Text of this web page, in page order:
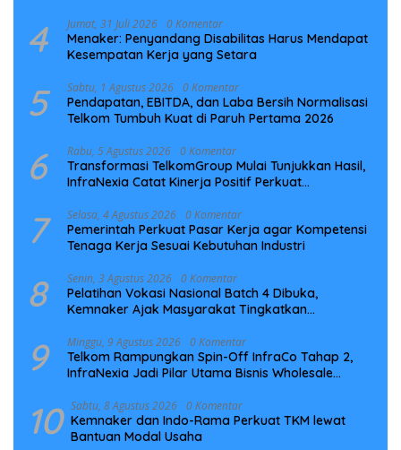
4 Jumat, 31 Juli 2026 0 Komentar
Menaker: Penyandang Disabilitas Harus Mendapat
Kesempatan Kerja yang Setara
5 Sabtu, 1 Agustus 2026 0 Komentar
Pendapatan, EBITDA, dan Laba Bersih Normalisasi
Telkom Tumbuh Kuat di Paruh Pertama 2026
6 Rabu, 5 Agustus 2026 0 Komentar
Transformasi TelkomGroup Mulai Tunjukkan Hasil,
InfraNexia Catat Kinerja Positif Perkuat
7 Selasa, 4 Agustus 2026 0 Komentar
Pemerintah Perkuat Pasar Kerja agar Kompetensi
Tenaga Kerja Sesuai Kebutuhan Industri
8 Senin, 3 Agustus 2026 0 Komentar
Pelatihan Vokasi Nasional Batch 4 Dibuka,
Kemnaker Ajak Masyarakat Tingkatkan
9 Minggu, 9 Agustus 2026 0 Komentar
Telkom Rampungkan Spin-Off InfraCo Tahap 2,
InfraNexia Jadi Pilar Utama Bisnis Wholesale
10 Sabtu, 8 Agustus 2026 0 Komentar
Kemnaker dan Indo-Rama Perkuat TKM lewat
Bantuan Modal Usaha